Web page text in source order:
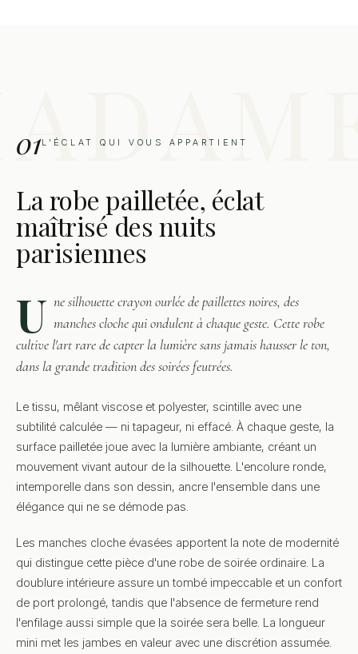
01L'ÉCLAT QUI VOUS APPARTIENT
La robe pailletée, éclat
maîtrisé des nuits
parisiennes
U ne silhouette crayon ourlée de paillettes noires, des
manches cloche qui ondulent à chaque geste. Cette robe
cultive l'art rare de capter la lumière sans jamais hausser le ton,
dans la grande tradition des soirées feutrées.
Le tissu, mêlant viscose et polyester, scintille avec une
subtilité calculée — ni tapageur, ni effacé. À chaque geste, la
surface pailletée joue avec la lumière ambiante, créant un
mouvement vivant autour de la silhouette. L'encolure ronde,
intemporelle dans son dessin, ancre l'ensemble dans une
élégance qui ne se démode pas.
Les manches cloche évasées apportent la note de modernité
qui distingue cette pièce d'une robe de soirée ordinaire. La
doublure intérieure assure un tombé impeccable et un confort
de port prolongé, tandis que l'absence de fermeture rend
l'enfilage aussi simple que la soirée sera belle. La longueur
mini met les jambes en valeur avec une discrétion assumée.